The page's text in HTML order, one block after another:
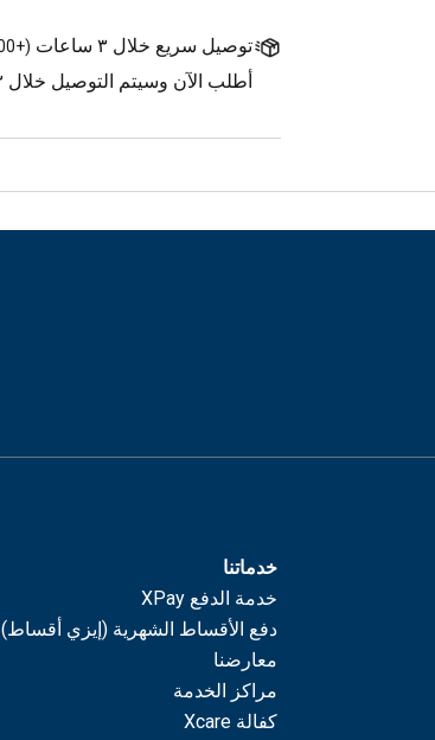
توصيل سريع خلال ٣ ساعات (+1.500 د.ك.
أطلب الآن وسيتم التوصيل خلال ٣ ساعات .
خدماتنا
خدمة الدفع XPay
دفع الأقساط الشهرية (إيزي أقساط)
معارضنا
مراكز الخدمة
كفالة Xcare